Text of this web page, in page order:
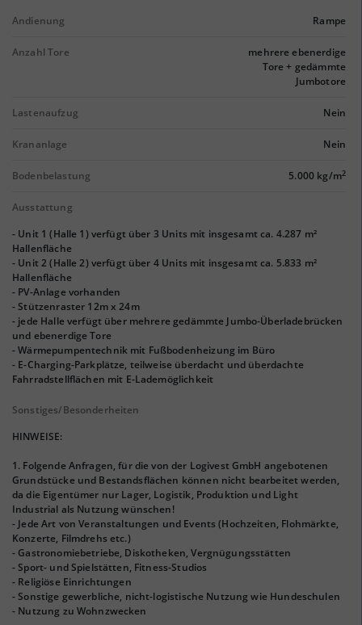
Andienung Rampe
Anzahl Tore
mehrere ebenerdige
Tore + gedämmte
Jumbotore
Lastenaufzug Nein
Krananlage Nein
Bodenbelastung 5.000 kg/m2
Ausstattung
- Unit 1 (Halle 1) verfügt über 3 Units mit insgesamt ca. 4.287 m²
Hallenfläche
- Unit 2 (Halle 2) verfügt über 4 Units mit insgesamt ca. 5.833 m²
Hallenfläche
- PV-Anlage vorhanden
- Stützenraster 12m x 24m
- jede Halle verfügt über mehrere gedämmte Jumbo-Überladebrücken
und ebenerdige Tore
- Wärmepumpentechnik mit Fußbodenheizung im Büro
- E-Charging-Parkplätze, teilweise überdacht und überdachte
Fahrradstellflächen mit E-Lademöglichkeit
Sonstiges/Besonderheiten
HINWEISE:
1. Folgende Anfragen, für die von der Logivest GmbH angebotenen
Grundstücke und Bestandsflächen können nicht bearbeitet werden,
da die Eigentümer nur Lager, Logistik, Produktion und Light
Industrial als Nutzung wünschen!
- Jede Art von Veranstaltungen und Events (Hochzeiten, Flohmärkte,
Konzerte, Filmdrehs etc.)
- Gastronomiebetriebe, Diskotheken, Vergnügungsstätten
- Sport- und Spielstätten, Fitness-Studios
- Religiöse Einrichtungen
- Sonstige gewerbliche, nicht-logistische Nutzung wie Hundeschulen
- Nutzung zu Wohnzwecken